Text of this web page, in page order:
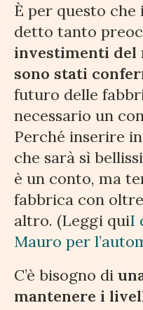
È per questo che
detto tanto
investimenti del
sono stati
futuro delle
necessario un
Perché inserire
che sarà sì
è un conto, ma
fabbrica con
altro. (Leggi quiI
Mauro per
C’è bisogno di
mantenere i